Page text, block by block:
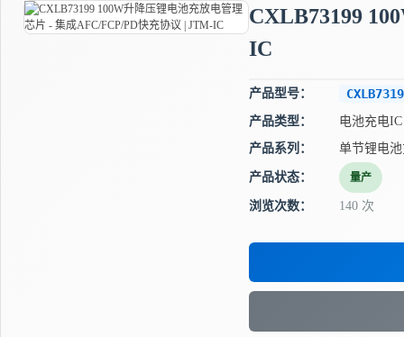
CXLB73199
IC
产品型号：
产品类型：
电池充电IC
产品系列：
单节锂电
产品状态： 量产
浏览次数： 140 次